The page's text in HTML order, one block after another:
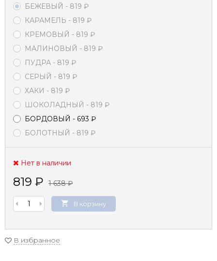
БЕЖЕВЫЙ - 819 ₽
КАРАМЕЛЬ - 819 ₽
КРЕМОВЫЙ - 819 ₽
МАЛИНОВЫЙ - 819 ₽
ПУДРА - 819 ₽
СЕРЫЙ - 819 ₽
ХАКИ - 819 ₽
ШОКОЛАДНЫЙ - 819 ₽
БОРДОВЫЙ - 693 ₽
БОЛОТНЫЙ - 819 ₽
Нет в наличии
819 ₽ 1 638₽
В корзину
В избранное